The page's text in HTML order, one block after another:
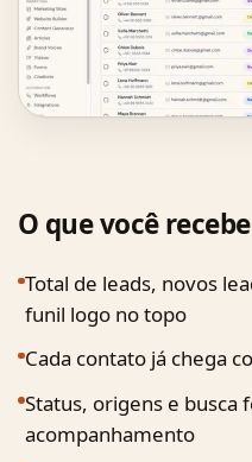
O que você recebe
Total de leads, novos
funil logo no topo
Cada contato já chega
Status, origens e busca
acompanhamento